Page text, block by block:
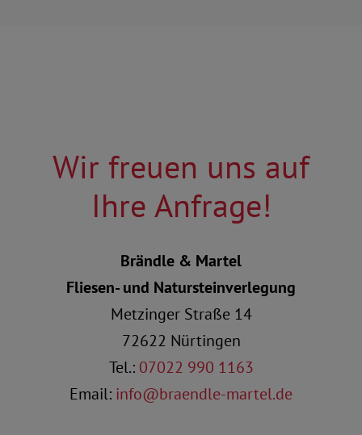
Wir freuen uns auf
Ihre Anfrage!
Brändle & Martel
Fliesen- und Natursteinverlegung
Metzinger Straße 14
72622 Nürtingen
Tel.: 07022 990 1163
Email: info@braendle-martel.de